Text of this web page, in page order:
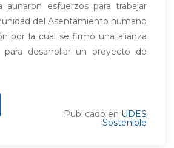
aunaron esfuerzos para trabajar
del Asentamiento humano
por la cual se firmó una alianza
para desarrollar un proyecto de
Publicado en UDES
Sostenible